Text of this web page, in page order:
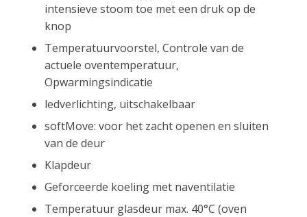
intensieve stoom toe met een druk op de
knop
Temperatuurvoorstel, Controle van de
actuele oventemperatuur,
Opwarmingsindicatie
ledverlichting, uitschakelbaar
softMove: voor het zacht openen en sluiten
van de deur
Klapdeur
Geforceerde koeling met naventilatie
Temperatuur glasdeur max. 40°C (oven